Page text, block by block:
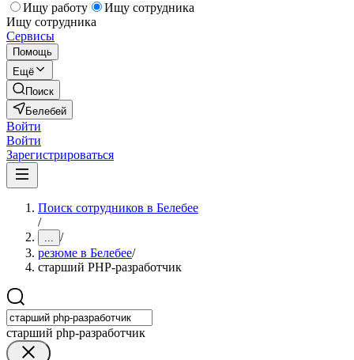
Ищу работу
Ищу сотрудника
Ищу сотрудника
Сервисы
Помощь
Ещё
Поиск
Белебей
Войти
Войти
Зарегистрироваться
Поиск сотрудников в Белебее
/
... /
резюме в Белебее/
старший PHP-разработчик
старший php-разработчик